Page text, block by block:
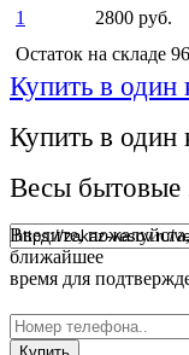
1
2800 руб.
Остаток на складе
Купить в один
Купить в один
Весы бытовые
Введите,
ближайшее
время для